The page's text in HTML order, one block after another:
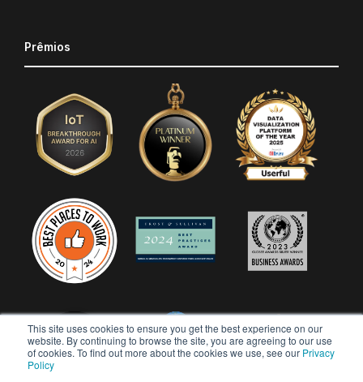
This site uses cookies to ensure you get the best experience on our
website. By continuing to browse the site, you are agreeing to our use
of cookies. To find out more about the cookies we use, see our Privacy
Policy
Prêmios